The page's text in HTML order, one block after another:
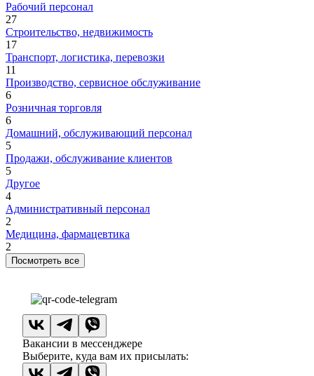
Рабочий персонал
27
Строительство, недвижимость
17
Транспорт, логистика, перевозки
11
Производство, сервисное обслуживание
6
Розничная торговля
6
Домашний, обслуживающий персонал
5
Продажи, обслуживание клиентов
5
Другое
4
Административный персонал
2
Медицина, фармацевтика
2
Посмотреть все
Вакансии в мессенджере
Выберите, куда вам их присылать: